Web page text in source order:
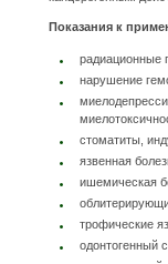
Показания к
радиационные
нарушение
стоматиты,
язвенная
ишемическая
трофические
одонтогенный